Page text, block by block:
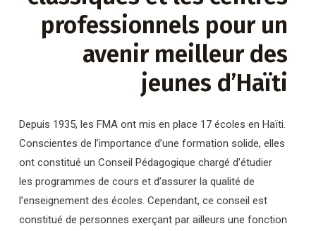
professionnels pour un
avenir meilleur des
jeunes d’Haïti
Depuis 1935, les FMA ont mis en place 17 écoles en Haïti.
Conscientes de l’importance d’une formation solide, elles
ont constitué un Conseil Pédagogique chargé d’étudier
les programmes de cours et d’assurer la qualité de
l’enseignement des écoles. Cependant, ce conseil est
constitué de personnes exerçant par ailleurs une fonction